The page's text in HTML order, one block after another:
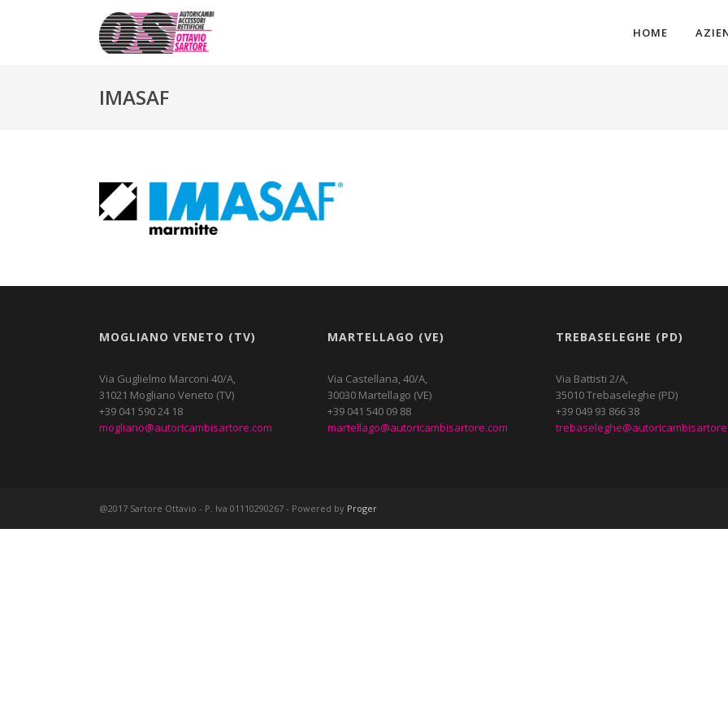
HOME
IMASAF
MOGLIANO VENETO (TV)
Via Guglielmo Marconi 40/A,
31021 Mogliano Veneto (TV)
+39 041 590 24 18
mogliano@autoricambisartore.com
MARTELLAGO (VE)
Via Castellana, 40/A,
30030 Martellago (VE)
+39 041 540 09 88
martellago@autoricambisartore.com
TREBASELEGHE (PD)
Via Battisti 2/A,
35010 Trebaseleghe (PD)
+39 049 93 866 38
@2017 Sartore Ottavio - P. Iva 01110290267 - Powered by Proger